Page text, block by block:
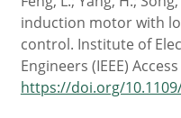
induction motor with
control. Institute of
Engineers (IEEE)
https://doi.org/10.1109/